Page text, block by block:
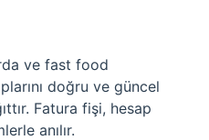
ve fast food
doğru ve güncel
Fatura fişi, hesap
anılır.